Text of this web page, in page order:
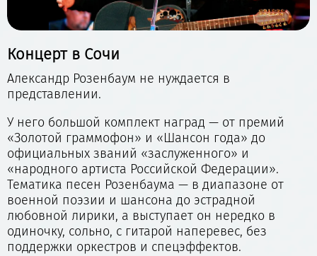
Концерт в Сочи
Александр Розенбаум не нуждается в
представлении.
У него большой комплект наград — от премий
«Золотой граммофон» и «Шансон года» до
официальных званий «заслуженного» и
«народного артиста Российской Федерации».
Тематика песен Розенбаума — в диапазоне от
военной поэзии и шансона до эстрадной
любовной лирики, а выступает он нередко в
одиночку, сольно, с гитарой наперевес, без
поддержки оркестров и спецэффектов.